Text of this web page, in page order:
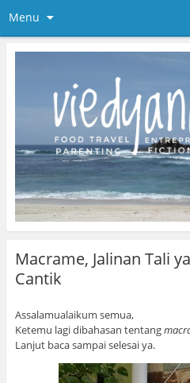
Menu
Macrame, Jalinan Tali
Cantik
Assalamualaikum semua,
Ketemu lagi dibahasan tentang
Lanjut baca sampai selesai ya.